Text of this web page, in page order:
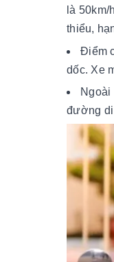
là
thiểu,
Điểm
dốc. Xe
Ngoài
đường di